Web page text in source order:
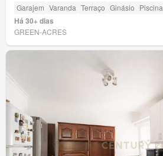
Garajem Varanda Terraço Ginásio Piscina
Há 30+ dias
GREEN-ACRES